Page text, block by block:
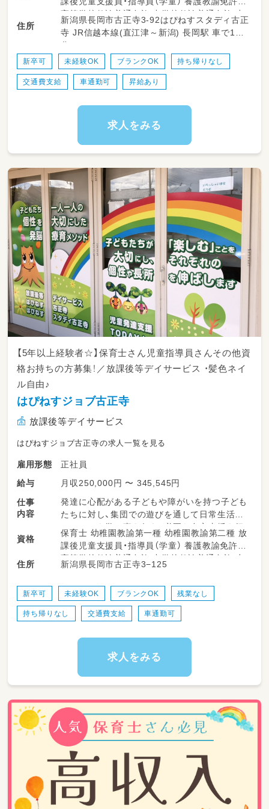
メインになります）
【主な業務内容】
児童送迎（ご自宅や幼稚園など～事業所の往復）
式学習など）
活動記録の入力（PCやタブレットを使用）
療育室の清掃（掃除機、モップ、拭き掃除など）
イベント準備（土・祝日・長期休暇期間に行うイ
ベントの企画や工作などを、保育士さん中心に
て良かった」と思って頂けるようなサービスを
一緒に目指していきましょう。
高等学校教諭普通免許 中学校教諭普通免許 小
学校教諭普通免許 心理士 精神保健福祉士 普通
自動車運転免許
住所
新潟県長岡市古正寺3-92はぴねすスタディ古正
寺 JR信越本線(直江津～新潟) 長岡駅 車で10
分
新卒可 未経験OK ブランクOK 持ち帰りなし
交通費支給 車通勤可 昇給あり
求人をみる
【5年以上経験者☆】保育士さん児童指導員さんその他資
格お持ちの方募集！／放課後等デイサービス ・髪色ネイ
ル自由♪
はぴねすジョブ古正寺
放課後等デイサービス
はぴねすジョブ古正寺の求人一覧を見る
雇用形態
正社員
給与
月収250,000円 〜 345,545円
仕事
内容
発達に心配がある子どもや障がいを持つ子ども
たちに対し、集団での遊びを通して日常生活で
のルールを学ぶ事を伝え、必要な自立支援を行
う仕事（運動・学習・ソーシャルスキルの支援が
メインになります）
【主な業務内容】
児童療育（運動療育、モンテッソーリ教育、公文
式学習など）
活動記録の入力（PCやタブレットを使用）
保護者対応
イベント準備（土・祝日・長期休暇期間に行うイ
お願いしています）
子どもたちの目線に立った対応で、「ここに通っ
て良かった」と思って頂けるようなサービスを
一緒に目指していきましょう。
資格
保育士 幼稚園教諭第一種 幼稚園教諭第二種 放
課後児童支援員・指導員（学童） 養護教諭免許
高等学校教諭普通免許 中学校教諭普通免許 小
学校教諭普通免許 心理士 精神保健福祉士 普通
住所 新潟県長岡市古正寺3−125
新卒可 未経験OK ブランクOK 残業なし
持ち帰りなし 交通費支給 車通勤可
求人をみる